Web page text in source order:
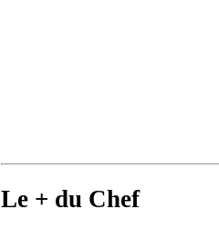
Le + du Chef